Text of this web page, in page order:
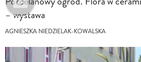
– wystawa
AGNIESZKA NIEDZIELAK-KOWALSKA